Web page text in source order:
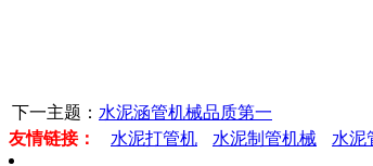
下一主题： 水泥涵管机械品质第一
友情链接：
水泥打管机 水泥制管机械 水泥